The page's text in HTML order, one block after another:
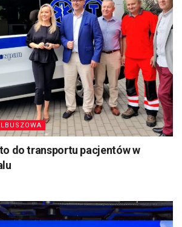
do transportu pacjentów w